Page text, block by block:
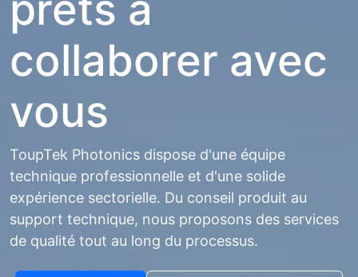
collaborer avec
vous
ToupTek Photonics dispose d'une équipe
technique professionnelle et d'une solide
expérience sectorielle. Du conseil produit au
support technique, nous proposons des services
de qualité tout au long du processus.